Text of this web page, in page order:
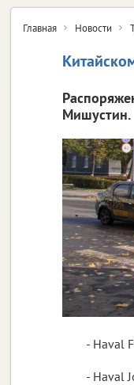
Главная Новости
Мишустин.
- Haval
- Haval